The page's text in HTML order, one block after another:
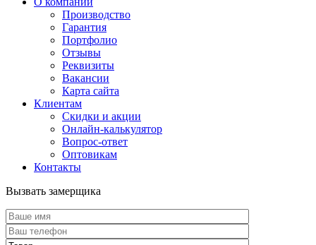
Производство
Гарантия
Портфолио
Отзывы
Реквизиты
Вакансии
Карта сайта
Клиентам
Скидки и акции
Онлайн-калькулятор
Вопрос-ответ
Оптовикам
Контакты
Вызвать замерщика